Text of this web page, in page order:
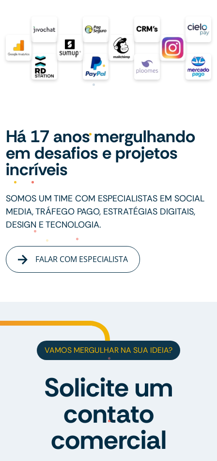
Há 17 anos mergulhando
em desafios e projetos
incríveis
SOMOS UM TIME COM ESPECIALISTAS EM SOCIAL
MEDIA, TRÁFEGO PAGO, ESTRATÉGIAS DIGITAIS,
DESIGN E TECNOLOGIA.
FALAR COM ESPECIALISTA
VAMOS MERGULHAR NA SUA IDEIA?
Solicite um
contato
comercial